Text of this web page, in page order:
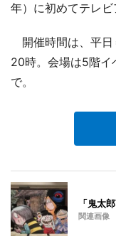
年）に初めてテレビ
開催時間は、平日
20時。会場は5階イ
で。
「鬼太
関連画像